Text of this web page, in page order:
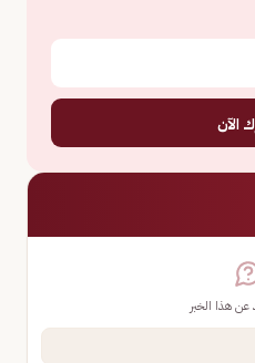
الآن
عن هذا الخبر